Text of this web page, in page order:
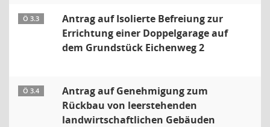
Ö 3.3
Antrag auf Isolierte Befreiung zur
Errichtung einer Doppelgarage auf
dem Grundstück Eichenweg 2
Ö 3.4
Antrag auf Genehmigung zum
Rückbau von leerstehenden
landwirtschaftlichen Gebäuden